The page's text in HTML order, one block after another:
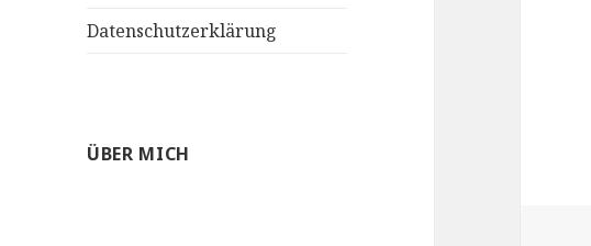
Datenschutzerklärung
ÜBER MICH